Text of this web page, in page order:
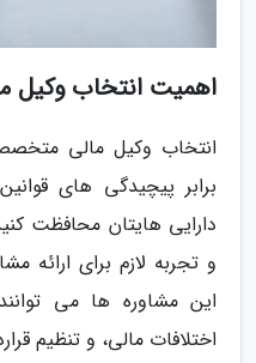
اهمیت انتخاب
انتخاب وکیل مالی
برابر پیچیدگی های
دارایی هایتان محافظت
و تجربه لازم برای ارائه
این مشاوره ها می
اختلافات مالی، و تنظیم